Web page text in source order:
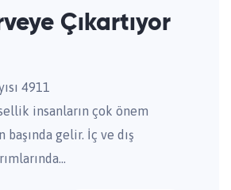
Çıkartıyor
4911
insanların çok önem
gelir. İç ve dış